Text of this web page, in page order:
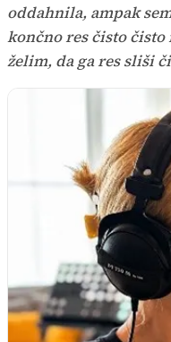
oddahnila, ampak
končno res čisto čisto
želim, da ga res sliši